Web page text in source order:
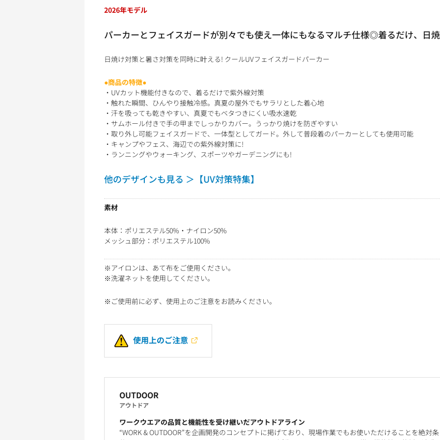
2026年モデル
パーカーとフェイスガードが別々でも使え一体にもなるマルチ仕様◎着るだけ、日
日焼け対策と暑さ対策を同時に叶える! クールUVフェイスガードパーカー
●商品の特徴●
・UVカット機能付きなので、着るだけで紫外線対策
・触れた瞬間、ひんやり接触冷感。真夏の屋外でもサラリとした着心地
・汗を吸っても乾きやすい、真夏でもベタつきにくい吸水速乾
・サムホール付きで手の甲までしっかりカバー。うっかり焼けを防ぎやすい
・取り外し可能フェイスガードで、一体型としてガード。外して普段着のパーカーとしても使用可能
・キャンプやフェス、海辺での紫外線対策に!
・ランニングやウォーキング、スポーツやガーデニングにも!
他のデザインも見る ＞【UV対策特集】
素材
本体：ポリエステル50%・ナイロン50%
メッシュ部分：ポリエステル100%
※アイロンは、あて布をご使用ください。
※洗濯ネットを使用してください。
※ご使用前に必ず、使用上のご注意をお読みください。
使用上のご注意
OUTDOOR
アウトドア
ワークウエアの品質と機能性を受け継いだアウトドアライン
“WORK & OUTDOOR”を企画開発のコンセプトに掲げており、現場作業でもお使いただけることを絶対条